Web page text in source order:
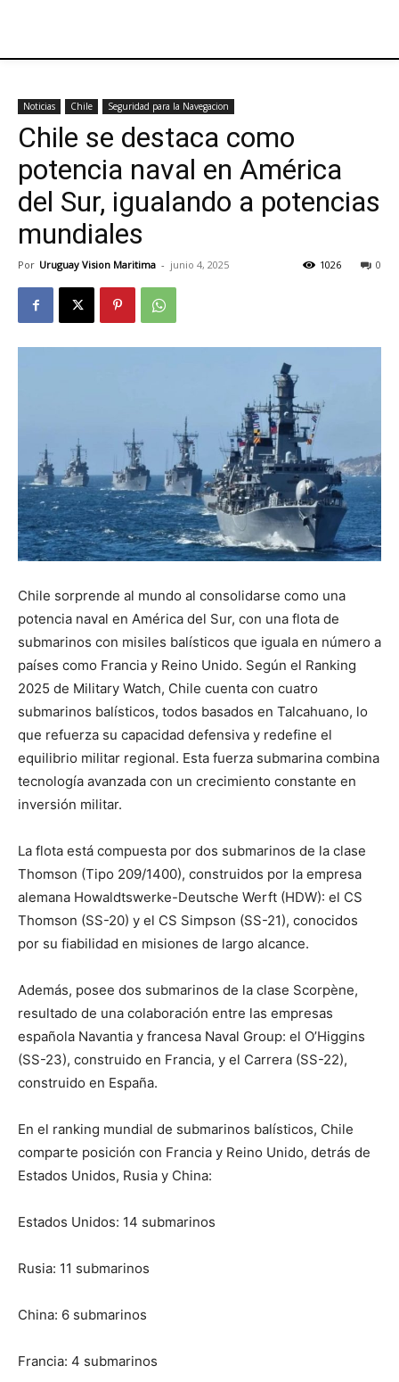
Noticias Chile Seguridad para la Navegacion
Chile se destaca como
potencia naval en América
del Sur, igualando a potencias
mundiales
Por Uruguay Vision Maritima - junio 4, 2025 0
1026
Chile sorprende al mundo al consolidarse como una
potencia naval en América del Sur, con una flota de
submarinos con misiles balísticos que iguala en número a
países como Francia y Reino Unido. Según el Ranking
2025 de Military Watch, Chile cuenta con cuatro
submarinos balísticos, todos basados en Talcahuano, lo
que refuerza su capacidad defensiva y redefine el
equilibrio militar regional. Esta fuerza submarina combina
tecnología avanzada con un crecimiento constante en
inversión militar.
La flota está compuesta por dos submarinos de la clase
Thomson (Tipo 209/1400), construidos por la empresa
alemana Howaldtswerke-Deutsche Werft (HDW): el CS
Thomson (SS-20) y el CS Simpson (SS-21), conocidos
por su fiabilidad en misiones de largo alcance.
Además, posee dos submarinos de la clase Scorpène,
resultado de una colaboración entre las empresas
española Navantia y francesa Naval Group: el O’Higgins
(SS-23), construido en Francia, y el Carrera (SS-22),
construido en España.
En el ranking mundial de submarinos balísticos, Chile
comparte posición con Francia y Reino Unido, detrás de
Estados Unidos, Rusia y China:
Estados Unidos: 14 submarinos
Rusia: 11 submarinos
China: 6 submarinos
Francia: 4 submarinos